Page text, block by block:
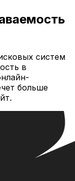
систем
в
больше